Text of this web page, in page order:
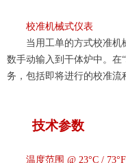
校准机械式仪表
当用工单的方式校准
数手动输入到干体炉中。在
务，包括即将进行的校准流
技术参数
温度范围 @ 23°C / 73°F